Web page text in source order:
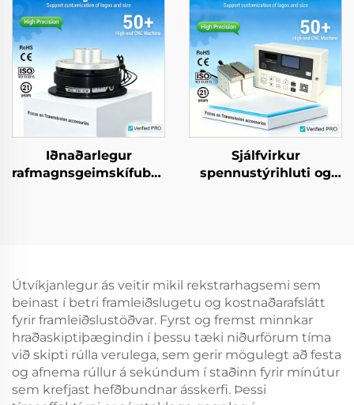
spennustýring 2,5–40
kg
Iðnaðarlegur
rafmagnsgeimskífubremuskiífur
Sjálfvirkur
spennustýrihluti og
Útvíkjanlegur ás veitir mikil rekstrarhagsemi sem
beinast í betri framleiðslugetu og kostnaðarafslátt
fyrir framleiðslustöðvar. Fyrst og fremst minnkar
hraðaskiptiþægindin í þessu tæki niðurförum tíma
við skipti rúlla verulega, sem gerir mögulegt að festa
og afnema rúllur á sekúndum í staðinn fyrir mínútur
sem krefjast hefðbundnar ásskerfi. Þessi